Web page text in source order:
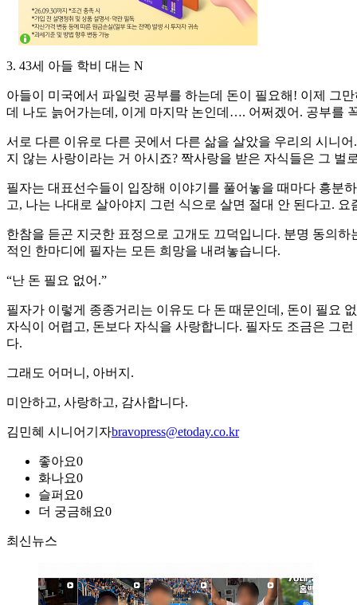
3. 43세 아들 학비 대는 N
아들이 미국에서 파일럿 공부를 하는데 돈이 필요해! 이제 그
데 나도 늙어가는데, 이게 마지막 논인데…. 어쩌겠어. 공부를
서로 다른 이유로 다른 곳에서 다른 삶을 살았을 우리의 시니
지 않는 사랑이라는 거 아시죠? 짝사랑을 받은 자식들은 그 벌
필자는 대표선수들이 입장해 이야기를 풀어놓을 때마다 흥분
고, 나는 나대로 살아야지 그런 식으로 살면 절대 안 된다고.
한참을 듣곤 지긋한 표정으로 고개도 끄덕입니다. 분명 동의
적인 한마디에 필자는 모든 희망을 내려놓습니다.
“난 돈 필요 없어.”
필자가 이렇게 종종거리는 이유도 다 돈 때문인데, 돈이 필요
자식이 어렵고, 돈보다 자식을 사랑합니다. 필자도 조금은 그
다.
그래도 어머니, 아버지.
미안하고, 사랑하고, 감사합니다.
김민혜 시니어기자bravopress@etoday.co.kr
좋아요0
화나요0
슬퍼요0
더 궁금해요0
최신뉴스